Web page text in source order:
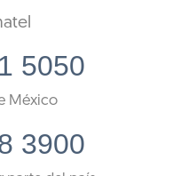
5050
México
3900